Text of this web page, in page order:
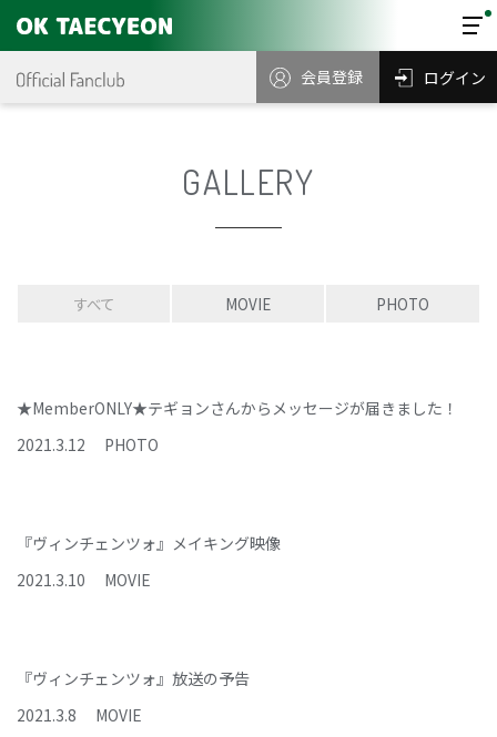
会員登録 ログイン
GALLERY
すべて MOVIE PHOTO
★MemberONLY★テギョンさんからメッセージが届きました！
2021.3.12 PHOTO
『ヴィンチェンツォ』メイキング映像
2021.3.10 MOVIE
『ヴィンチェンツォ』放送の予告
2021.3.8 MOVIE